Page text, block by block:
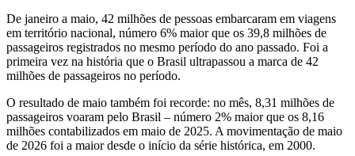
De janeiro a maio, 42 milhões de pessoas embarcaram em viagens
em território nacional, número 6% maior que os 39,8 milhões de
passageiros registrados no mesmo período do ano passado. Foi a
primeira vez na história que o Brasil ultrapassou a marca de 42
milhões de passageiros no período.
O resultado de maio também foi recorde: no mês, 8,31 milhões de
passageiros voaram pelo Brasil – número 2% maior que os 8,16
milhões contabilizados em maio de 2025. A movimentação de maio
de 2026 foi a maior desde o início da série histórica, em 2000.